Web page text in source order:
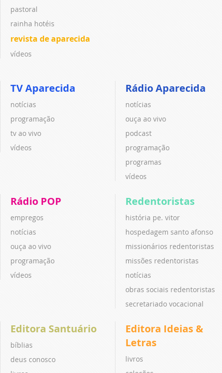
pastoral
rainha hotéis
revista de aparecida
vídeos
TV Aparecida
notícias
programação
tv ao vivo
vídeos
Rádio Aparecida
notícias
ouça ao vivo
podcast
programação
programas
vídeos
Rádio POP
empregos
notícias
ouça ao vivo
programação
vídeos
Redentoristas
história pe. vitor
hospedagem santo afonso
missionários redentoristas
missões redentoristas
notícias
obras sociais redentoristas
secretariado vocacional
Editora Santuário
bíblias
deus conosco
Editora Ideias &
Letras
livros